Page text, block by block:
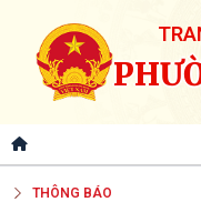
THÔNG BÁO